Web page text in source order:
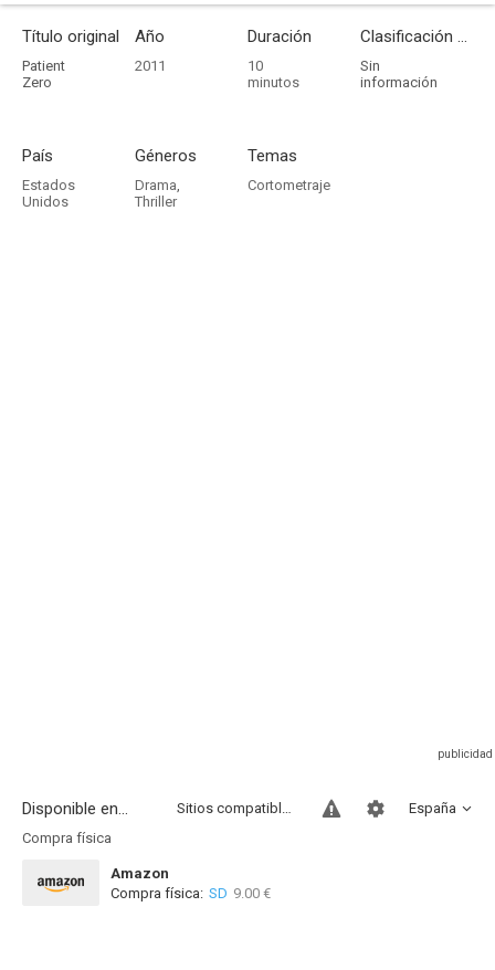
Título original
Patient
Zero
Año
2011
Duración
10
minutos
Clasificación por edades
Sin
información
País
Estados
Unidos
Géneros
Drama,
Thriller
Temas
Cortometraje
Disponible en... España
Sitios compatibles
Compra física
Amazon
Compra física: SD 9.00 €